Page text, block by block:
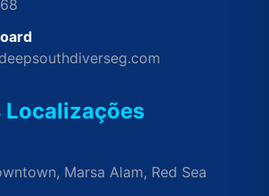
Localizações
Marsa Alam, Red Sea